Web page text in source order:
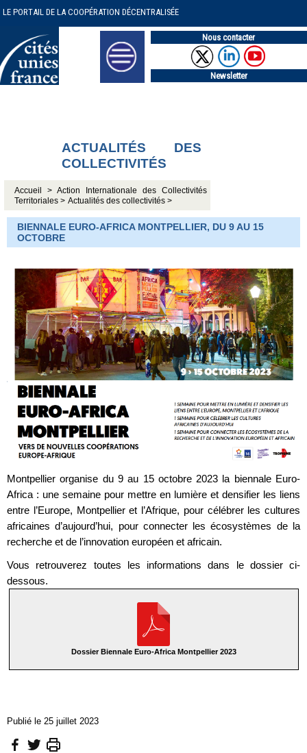
LE PORTAIL DE LA COOPÉRATION DÉCENTRALISÉE
Nous contacter
Newsletter
ACTUALITÉS DES
COLLECTIVITÉS
Accueil >Action Internationale des Collectivités
Territoriales > Actualités des collectivités >
BIENNALE EURO-AFRICA MONTPELLIER, DU 9 AU 15
OCTOBRE
Montpellier organise du 9 au 15 octobre 2023 la biennale Euro-
Africa : une semaine pour mettre en lumière et densifier les liens
entre l’Europe, Montpellier et l’Afrique, pour célébrer les cultures
africaines d’aujourd’hui, pour connecter les écosystèmes de la
recherche et de l’innovation européen et africain.
Vous retrouverez toutes les informations dans le dossier ci-
dessous.
Dossier Biennale Euro-Africa Montpellier 2023
Publié le 25 juillet 2023